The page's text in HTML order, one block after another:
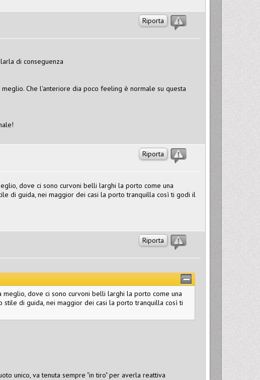
Riporta
di conseguenza
Che l'anteriore dia poco feeling è normale su questa
Riporta
dove ci sono curvoni belli larghi la porto come una
di guida, nei maggior dei casi la porto tranquilla così ti godi il
Riporta
dove ci sono curvoni belli larghi la porto come una
di guida, nei maggior dei casi la porto tranquilla così ti
unico, va tenuta sempre "in tiro" per averla reattiva